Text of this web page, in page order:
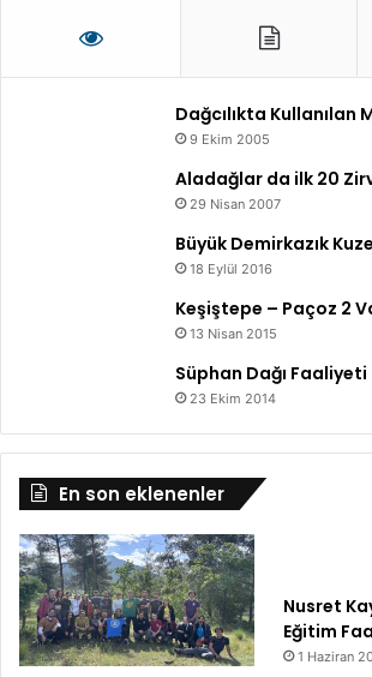
Dağcılıkta Kullanılan
9 Ekim 2005
Aladağlar da ilk 20
29 Nisan 2007
Büyük Demirkazık
18 Eylül 2016
Keşiştepe – Paçoz 2
13 Nisan 2015
Süphan Dağı Faaliyeti
23 Ekim 2014
En son eklenenler
Nusret
Eğitim
1 Haziran